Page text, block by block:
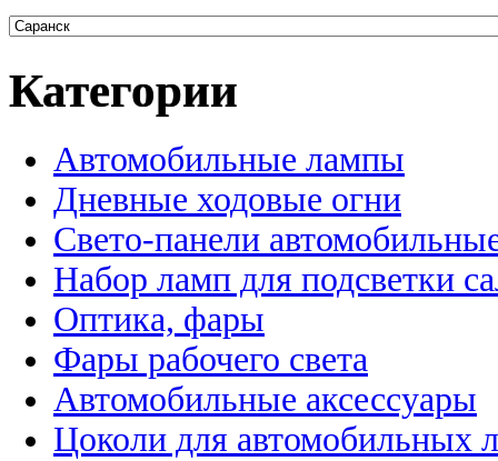
Категории
Автомобильные лампы
Дневные ходовые огни
Свето-панели
Набор ламп для подсветки
Оптика, фары
Фары рабочего света
Автомобильные аксессуары
Цоколи для автомобильных